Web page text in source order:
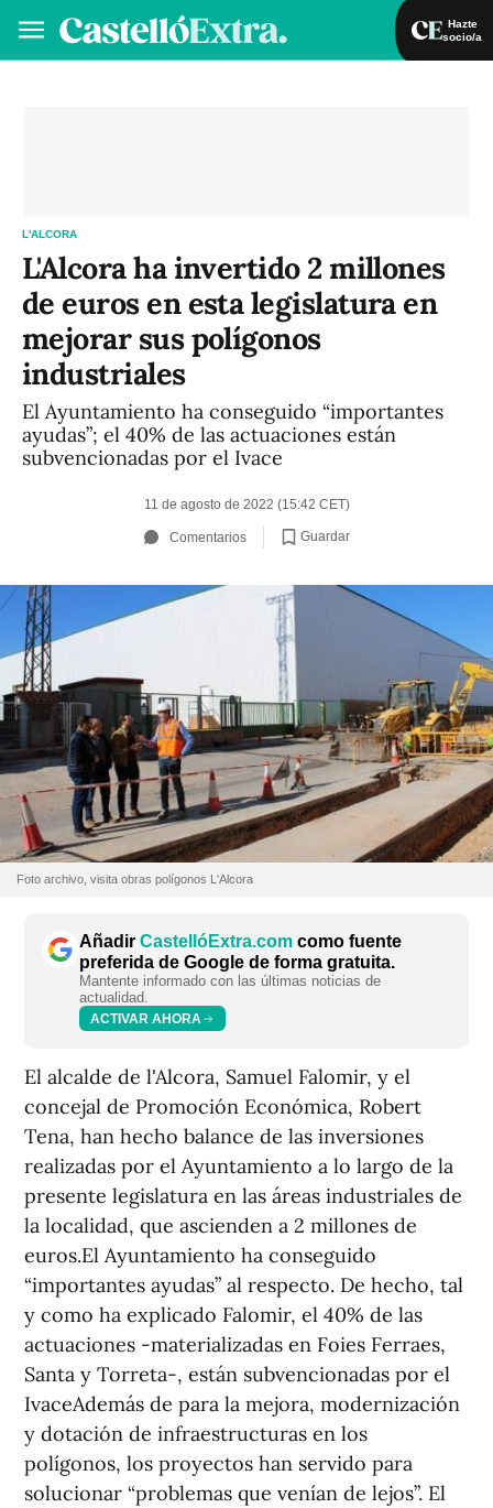
Hazte
socio/a
L'ALCORA
L'Alcora ha invertido 2 millones
de euros en esta legislatura en
mejorar sus polígonos
industriales
El Ayuntamiento ha conseguido “importantes
ayudas”; el 40% de las actuaciones están
subvencionadas por el Ivace
11 de agosto de 2022 (15:42 CET)
Comentarios Guardar
Foto archivo, visita obras polígonos L'Alcora
Añadir CastellóExtra.com como fuente
preferida de Google de forma gratuita.
Mantente informado con las últimas noticias de
actualidad.
ACTIVAR AHORA
El alcalde de l'Alcora, Samuel Falomir, y el
concejal de Promoción Económica, Robert
Tena, han hecho balance de las inversiones
realizadas por el Ayuntamiento a lo largo de la
presente legislatura en las áreas industriales de
la localidad, que ascienden a 2 millones de
euros.El Ayuntamiento ha conseguido
“importantes ayudas” al respecto. De hecho, tal
y como ha explicado Falomir, el 40% de las
actuaciones -materializadas en Foies Ferraes,
Santa y Torreta-, están subvencionadas por el
IvaceAdemás de para la mejora, modernización
y dotación de infraestructuras en los
polígonos, los proyectos han servido para
solucionar “problemas que venían de lejos”. El